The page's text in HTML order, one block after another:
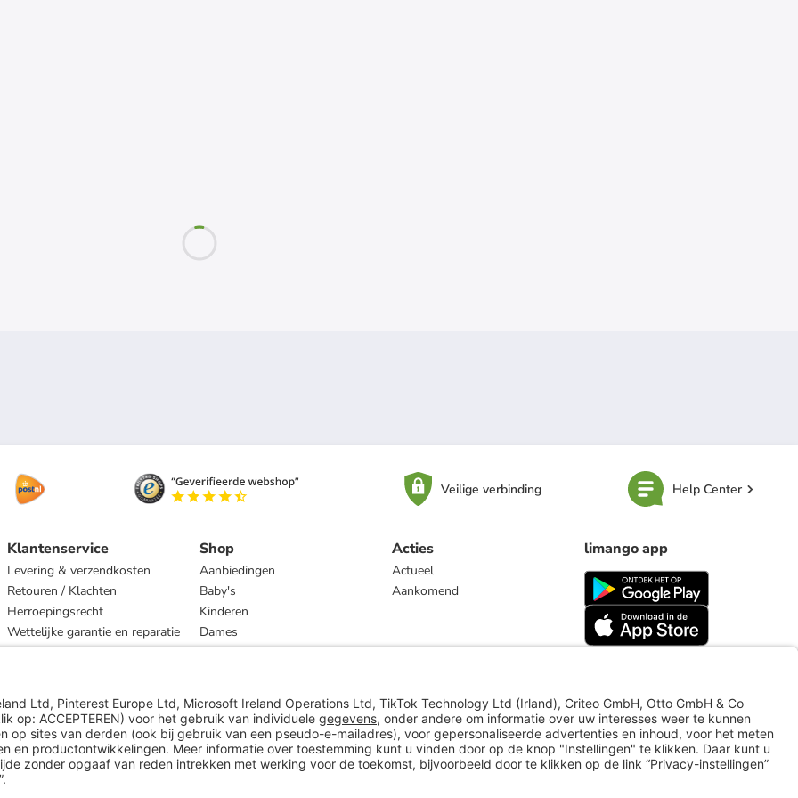
Veilige verbinding Help Center
Klantenservice
Levering & verzendkosten
Retouren / Klachten
Herroepingsrecht
Wettelijke garantie en reparatie
Shop
Aanbiedingen
Baby's
Kinderen
Dames
Heren
Acties
Actueel
Aankomend
limango app
limango.de limango.pl